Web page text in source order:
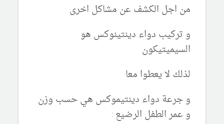
من اجل الكشف عن مشاكل اخرى
و تركيب دواء دينتينوكس هو
السيميتيكون
لذلك لا يعطوا معا
و جرعة دواء دينتيموكس هي حسب وزن
و عمر الطفل الرضيع :